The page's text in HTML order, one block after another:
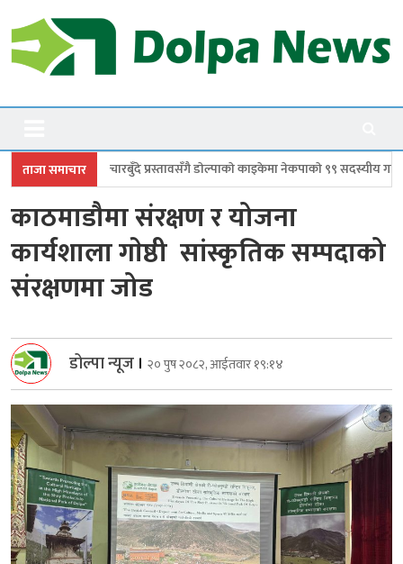
to
content
Dolpanews
ताजा समाचार
प्रस्तावसँगै डाेल्पाकाे काइकेमा नेकपाकाे ९९ सदस्यीय गाउँ समिति गठन
काठमाडौमा संरक्षण र योजना
कार्यशाला गाेष्ठी सांस्कृतिक सम्पदाको
संरक्षणमा जोड
डोल्पा न्यूज । २० पुष २०८२, आईतवार १९:१४